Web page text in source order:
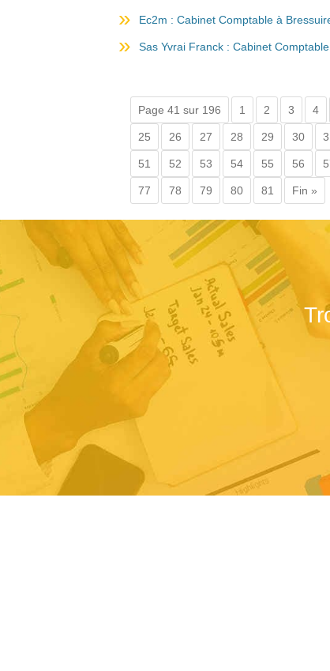
Ec2m : Cabinet Comptable à
Sas Yvrai Franck : Cabinet
Page 41 sur 196 1 2 3 4
25 26 27 28 29 30
51 52 53 54 55 56
77 78 79 80 81 Fin »